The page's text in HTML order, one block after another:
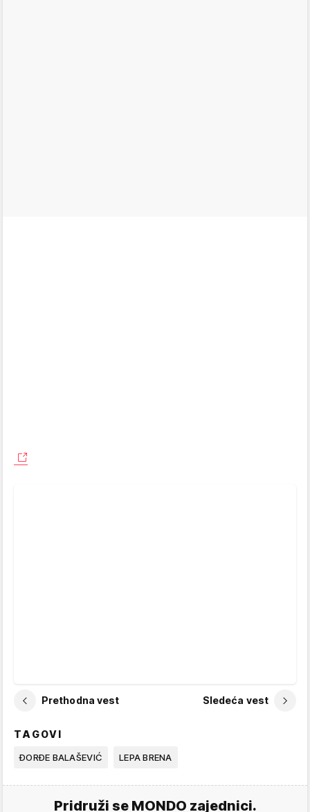
Prethodna vest Sledeća vest
TAGOVI
ĐORĐE BALAŠEVIĆ LEPA BRENA
Pridruži se MONDO zajednici.